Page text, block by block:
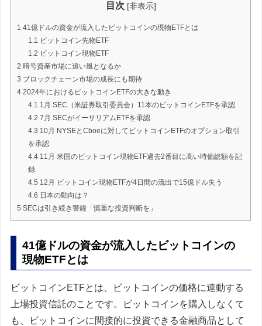
目次 [非表示]
1 41億ドルの資金が流入したビットコインの現物ETFとは
1.1 ビットコイン先物ETF
1.2 ビットコイン現物ETF
2 暗号資産市場に追い風となるか
3 ブロックチェーン市場の成長にも期待
4 2024年におけるビットコインETFの大きな動き
4.1 1月 SEC（米証券取引委員会）11本のビットコインETFを承認
4.2 7月 SECがイーサリアムETFを承認
4.3 10月 NYSEとCboeに対してビットコインETFのオプション取引
を承認
4.411月 米国のビットコイン現物ETF過去2番目に高い時価総額を記
録
4.5 12月 ビットコイン現物ETFが4日間の流出で15億ドル失う
4.6 日本の動向は？
5 SECは引き続き警鐘「慎重な投資判断を」
41億ドルの資金が流入したビットコインの
現物ETFとは
ビットコインETFとは、ビットコインの価格に連動する
上場投資信託のことです。ビットコインを購入しなくて
も、ビットコインに間接的に投資できる金融商品として